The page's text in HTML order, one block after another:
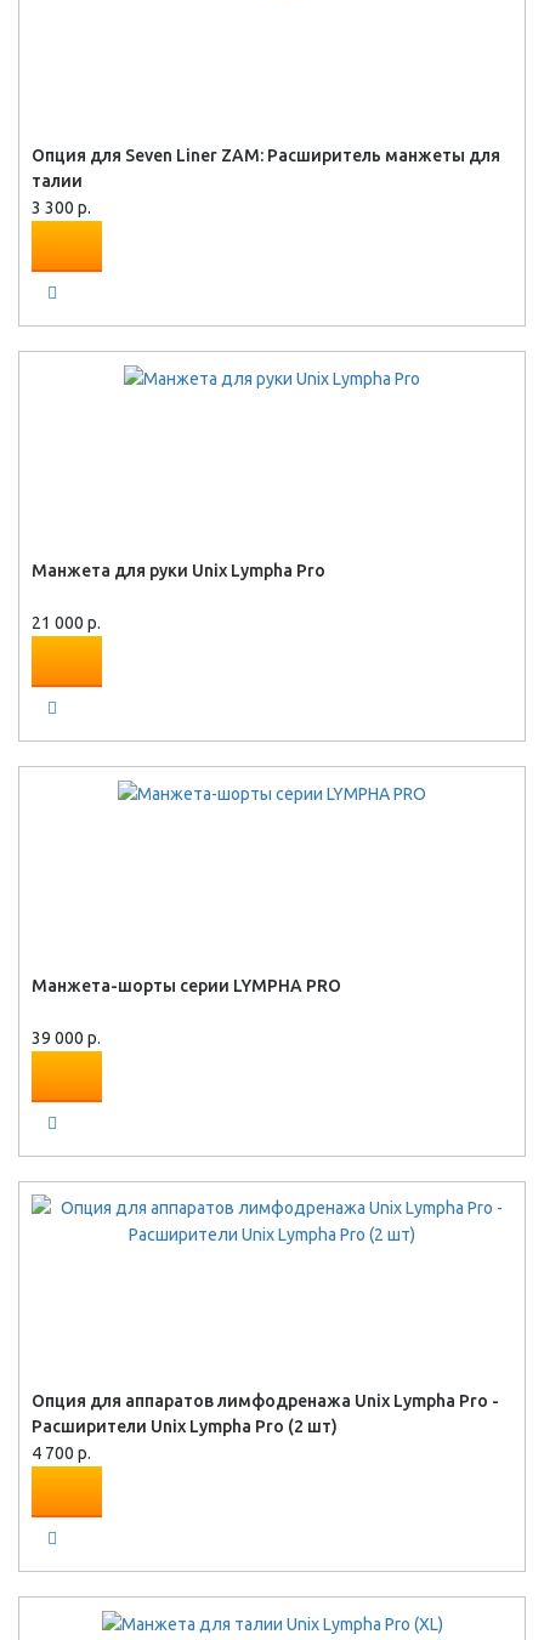
Опция для Seven Liner ZAM: Расширитель манжеты для
талии
3 300 р.
Манжета для руки Unix Lympha Pro
21 000 р.
Манжета-шорты серии LYMPHA PRO
39 000 р.
Опция для аппаратов лимфодренажа Unix Lympha Pro -
Расширители Unix Lympha Pro (2 шт)
4 700 р.